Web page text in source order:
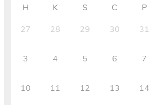
H K S C P
27 28 29 30 31
3 4 5 6 7
10 11 12 13 14